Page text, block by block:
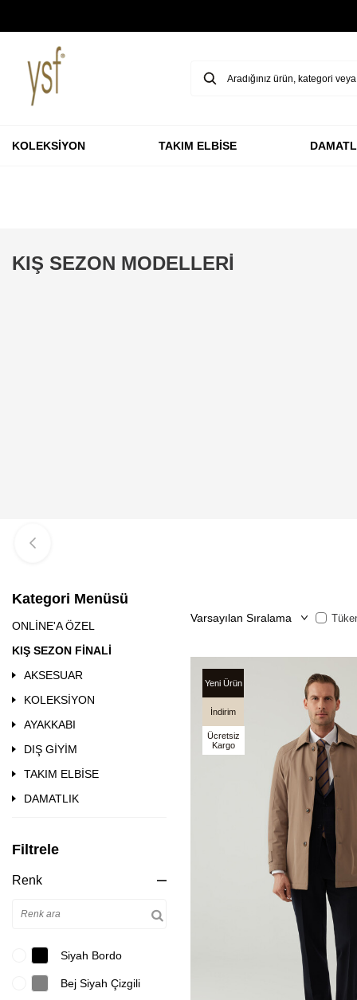
KOLEKSİYON TAKIM ELBİSE
KIŞ SEZON MODELLERİ
Kategori Menüsü
ONLİNE'A ÖZEL
KIŞ SEZON FİNALİ
AKSESUAR
KOLEKSİYON
AYAKKABI
DIŞ GİYİM
TAKIM ELBİSE
DAMATLIK
Filtrele
Renk
Siyah Bordo
Bej Siyah Çizgili
Yeni Ürün
İndirim
Ücretsiz
Kargo